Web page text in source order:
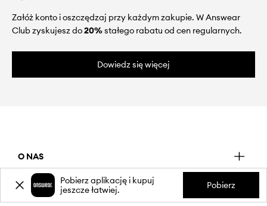
Załóż konto i oszczędzaj przy każdym zakupie. W Answear
Club zyskujesz do20%stałego rabatu od cen regularnych.
Dowiedz się więcej
O NAS
INFORMACJE
Pobierz aplikację i kupuj
jeszcze łatwiej.
Pobierz